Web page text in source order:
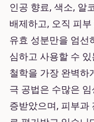
인공 향료, 색소, 알
배제하고, 오직 피
유효 성분만을 엄선
심하고 사용할 수
철학을 가장 완벽하
극 공법은 수많은
증받았으며, 피부과